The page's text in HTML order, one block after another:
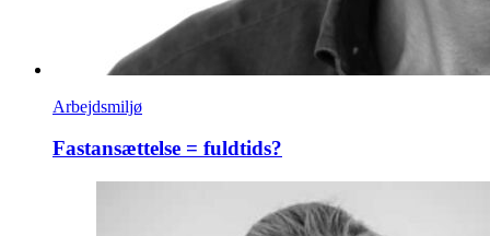
Arbejdsmiljø
Fastansættelse = fuldtids?